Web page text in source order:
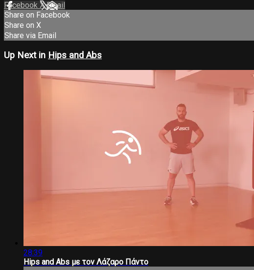
Facebook XEmail
Share on Facebook
Share on X
Share via Email
Up Next in Hips and Abs
28:39
Hips and Abs με τον Λάζαρο Πάντο